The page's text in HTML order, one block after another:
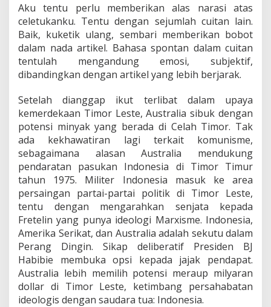
Aku tentu perlu memberikan alas narasi atas
celetukanku. Tentu dengan sejumlah cuitan lain.
Baik, kuketik ulang, sembari memberikan bobot
dalam nada artikel. Bahasa spontan dalam cuitan
tentulah mengandung emosi, subjektif,
dibandingkan dengan artikel yang lebih berjarak.
Setelah dianggap ikut terlibat dalam upaya
kemerdekaan Timor Leste, Australia sibuk dengan
potensi minyak yang berada di Celah Timor. Tak
ada kekhawatiran lagi terkait komunisme,
sebagaimana alasan Australia mendukung
pendaratan pasukan Indonesia di Timor Timur
tahun 1975. Militer Indonesia masuk ke area
persaingan partai-partai politik di Timor Leste,
tentu dengan mengarahkan senjata kepada
Fretelin yang punya ideologi Marxisme. Indonesia,
Amerika Serikat, dan Australia adalah sekutu dalam
Perang Dingin. Sikap deliberatif Presiden BJ
Habibie membuka opsi kepada jajak pendapat.
Australia lebih memilih potensi meraup milyaran
dollar di Timor Leste, ketimbang persahabatan
ideologis dengan saudara tua: Indonesia.